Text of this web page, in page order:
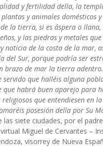
y fertilidad della, la
y animales domésticos y
la tierra, si es áspera o llana,
y las piedras y metales
noticia de la costa de la mar,
del Sur, porque podría ser
brazo de mar la tierra
servido que halléis alguna
que habrá buen aparejo para
que entendiesen en
posesión della por Su
las siete ciudades, por el
Miguel de Cervantes –
visorrey de Nueva